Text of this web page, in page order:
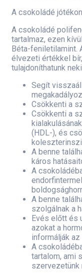
A csokoládé
A csokoládé
tartalmaz, ezen
Béta-feniletilamint.
élvezeti értékkel
tulajdoníthatunk
Segít
Csökkenti a
Csökkenti a
(HDL-), és
A benne
káros
A
A benne
szolgálnak a
Evés előtt és
azokat a
informálják az
A
tartalom, ami
szervezetünk